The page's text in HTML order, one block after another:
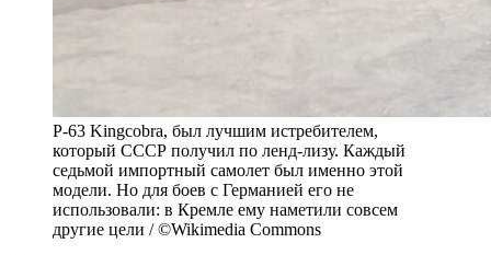
P-63 Kingcobra, был лучшим истребителем,
который СССР получил по ленд-лизу. Каждый
седьмой импортный самолет был именно этой
модели. Но для боев с Германией его не
использовали: в Кремле ему наметили совсем
другие цели / ©Wikimedia Commons